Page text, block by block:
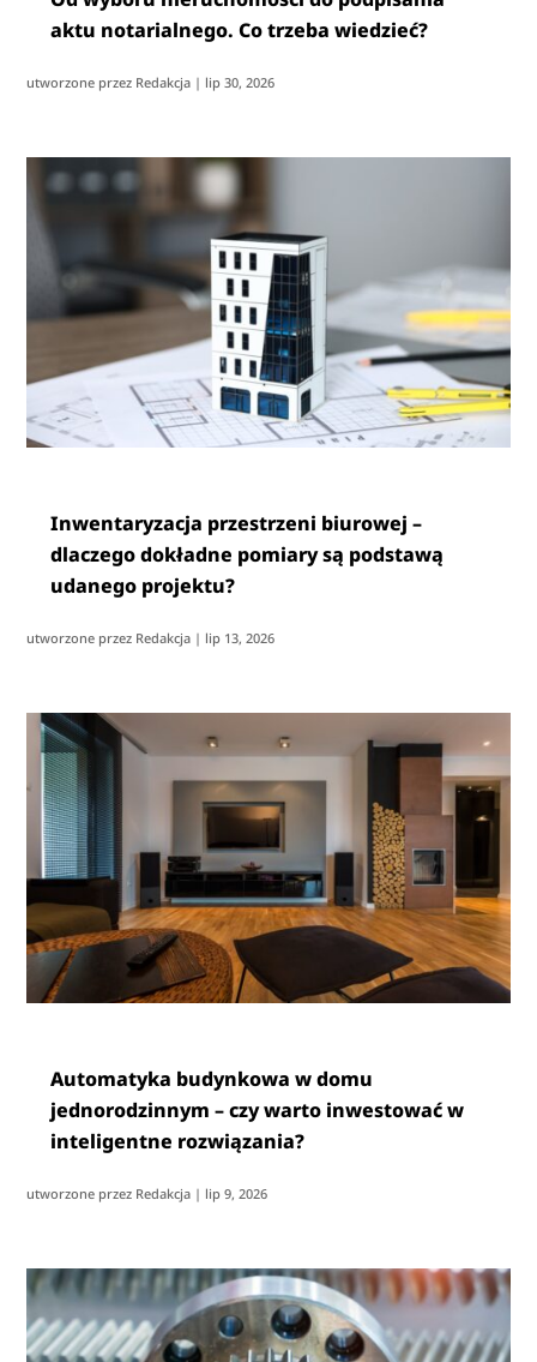
aktu notarialnego. Co trzeba wiedzieć?
utworzone przez Redakcja | lip 30, 2026
Inwentaryzacja przestrzeni biurowej –
dlaczego dokładne pomiary są podstawą
udanego projektu?
utworzone przez Redakcja | lip 13, 2026
Automatyka budynkowa w domu
jednorodzinnym – czy warto inwestować w
inteligentne rozwiązania?
utworzone przez Redakcja | lip 9, 2026